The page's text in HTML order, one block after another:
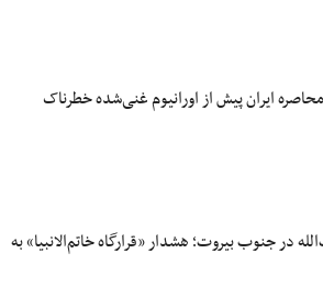
ایران پیش از اورانیوم غنی‌شده خطرناک
در جنوب بیروت؛ هشدار «قرارگاه خاتم‌الانبیا» به